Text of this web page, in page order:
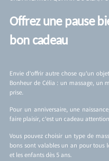
Offrez une pause
bon cadeau
Envie d’offrir autre chose qu’un
Bonheur de Célia : un massage, un
prise.
Pour un anniversaire, une
faire plaisir, c’est un cadeau
Vous pouvez choisir un type de
bons sont valables un an pour tous
et les enfants dès 5 ans.